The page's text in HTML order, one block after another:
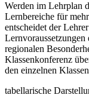
Werden im Lehrplan
Lernbereiche für
entscheidet der
regionalen
Klassenkonferenz
den einzelnen
tabellarische